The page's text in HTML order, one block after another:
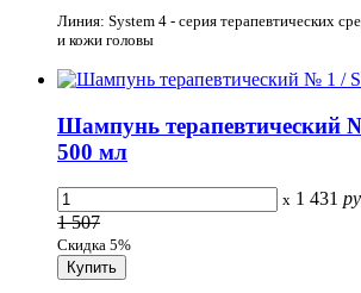
Линия: System 4 - серия терапевтических
и кожи головы
Шампунь терапевтический
500 мл
x 1 431
1 507
Скидка 5%